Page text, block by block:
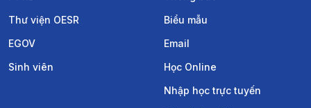
Thư viện OESR
EGOV
Sinh viên
Biểu mẫu
Email
Học Online
Nhập học trực tuyến